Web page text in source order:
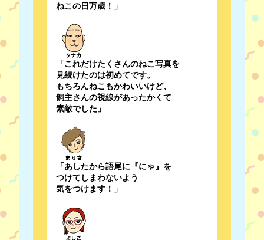
ねこの日万歳！」
「これだけたくさんのねこ写真を
見続けたのは初めてです。
もちろんねこもかわいいけど、
飼主さんの視線があったかくて
素敵でした」
「あしたから語尾に『にゃ』を
つけてしまわないよう
気をつけます！」